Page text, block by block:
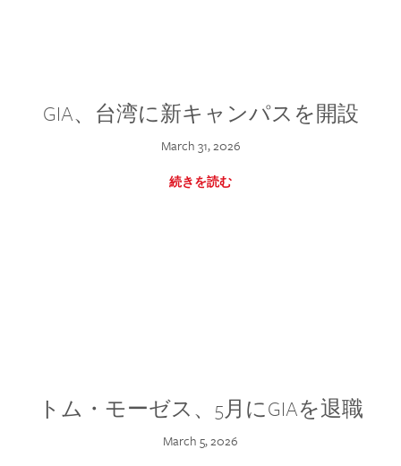
GIA、台湾に新キャンパスを開設
March 31, 2026
続きを読む
トム・モーゼス、5月にGIAを退職
March 5, 2026